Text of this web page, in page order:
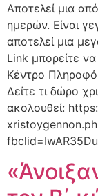
Αποτελεί μια
ημερών. Είναι
αποτελεί μια
Link μπορείτε
Κέντρο
Δείτε τι δώρο
ακολουθεί: